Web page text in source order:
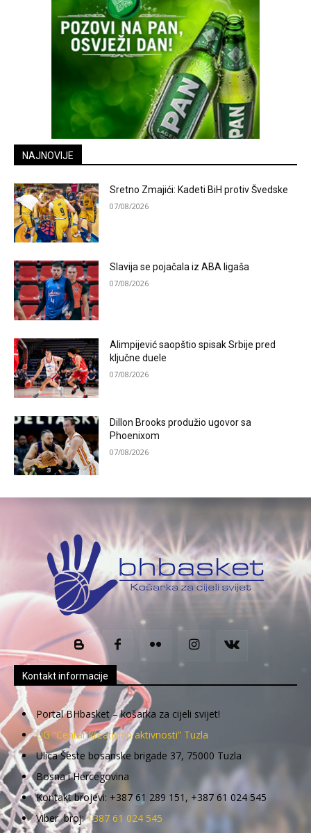
NAJNOVIJE
Sretno Zmajići: Kadeti BiH protiv Švedske
07/08/2026
Slavija se pojačala iz ABA ligaša
07/08/2026
Alimpijević saopštio spisak Srbije pred
ključne duele
07/08/2026
Dillon Brooks produžio ugovor sa
Phoenixom
07/08/2026
Kontakt informacije
Portal BHbasket – košarka za cijeli svijet!
UG “Centar kreativnih aktivnosti” Tuzla
Ulica Šeste bosanske brigade 37, 75000 Tuzla
Bosna i Hercegovina
Kontakt brojevi: +387 61 289 151, +387 61 024 545
Viber broj:+387 61 024 545